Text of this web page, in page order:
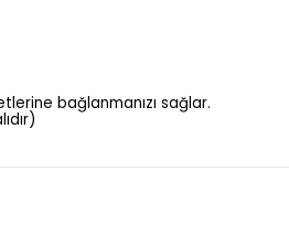
bağlanmanızı sağlar.